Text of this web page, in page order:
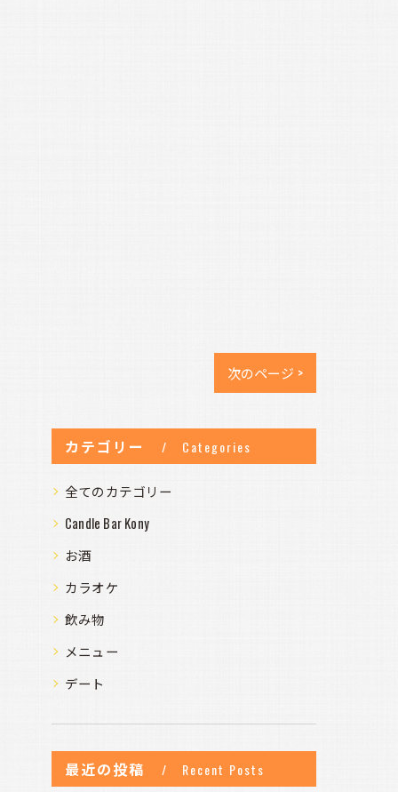
次のページ >
カテゴリー Categories
全てのカテゴリー
Candle Bar Kony
お酒
カラオケ
飲み物
メニュー
デート
最近の投稿 Recent Posts